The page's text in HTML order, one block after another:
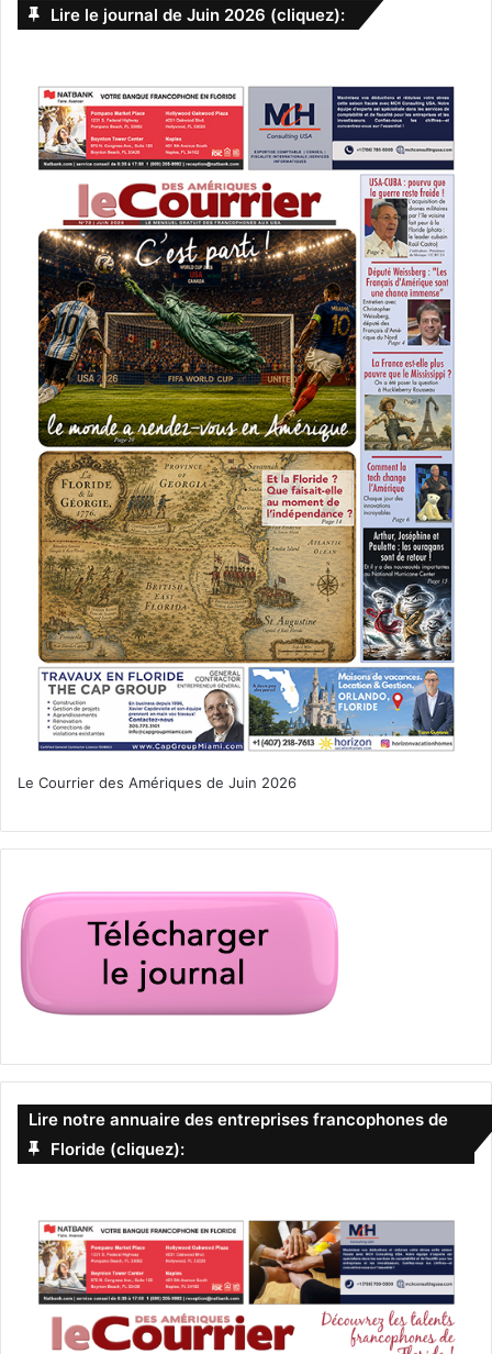
Concerts Miami Floride
spectacles à Miami et en Floride
Lire le journal de Juin 2026 (cliquez):
Le Courrier des Amériques de Juin 2026
Lire notre annuaire des entreprises francophones de
Floride (cliquez):